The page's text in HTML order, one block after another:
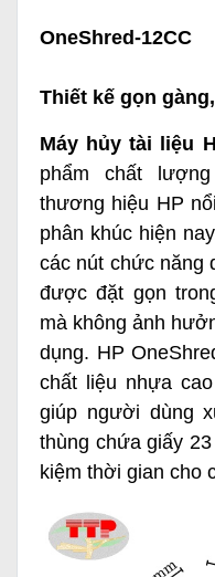
OneShred-12CC
Thiết kế gọn
Máy hủy tài liệu
phẩm chất
thương hiệu HP
phân khúc hiện
các nút chức năng
được đặt gọn
mà không ảnh
dụng. HP
chất liệu nhựa
giúp người dùng
thùng chứa giấy
kiệm thời gian cho